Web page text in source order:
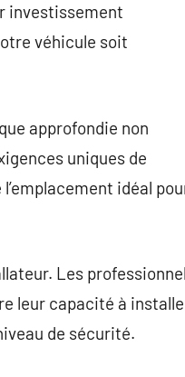
investissement
véhicule soit
approfondie non
uniques de
idéal
Les
leur capacité à
de sécurité.